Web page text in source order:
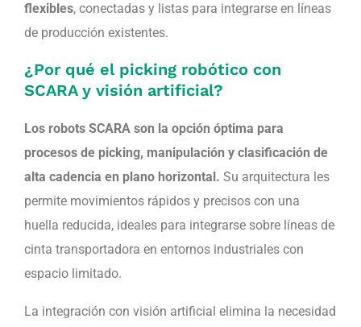
flexibles, conectadas y listas para integrarse en líneas
de producción existentes.
¿Por qué el picking robótico con
SCARA y visión artificial?
Los robots SCARA son la opción óptima para
procesos de picking, manipulación y clasificación de
alta cadencia en plano horizontal. Su arquitectura les
permite movimientos rápidos y precisos con una
huella reducida, ideales para integrarse sobre líneas de
cinta transportadora en entornos industriales con
espacio limitado.
La integración con visión artificial elimina la necesidad